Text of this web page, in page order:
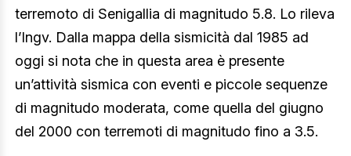
terremoto di Senigallia di magnitudo 5.8. Lo rileva
l’Ingv. Dalla mappa della sismicità dal 1985 ad
oggi si nota che in questa area è presente
un’attività sismica con eventi e piccole sequenze
di magnitudo moderata, come quella del giugno
del 2000 con terremoti di magnitudo fino a 3.5.